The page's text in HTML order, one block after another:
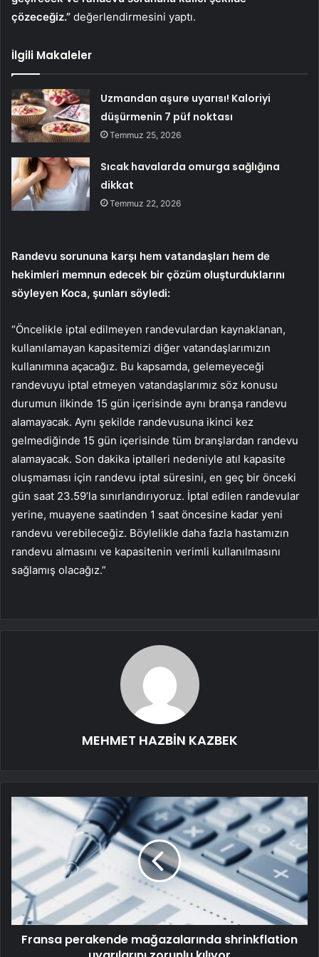
çözeceğiz.” değerlendirmesini yaptı.
İlgili Makaleler
Uzmandan aşure uyarısı! Kaloriyi
düşürmenin 7 püf noktası
Temmuz 25, 2026
Sıcak havalarda omurga sağlığına
dikkat
Temmuz 22, 2026
Randevu sorununa karşı hem vatandaşları hem de
hekimleri memnun edecek bir çözüm oluşturduklarını
söyleyen Koca, şunları söyledi:
“Öncelikle iptal edilmeyen randevulardan kaynaklanan,
kullanılamayan kapasitemizi diğer vatandaşlarımızın
kullanımına açacağız. Bu kapsamda, gelemeyeceği
randevuyu iptal etmeyen vatandaşlarımız söz konusu
durumun ilkinde 15 gün içerisinde aynı branşa randevu
alamayacak. Aynı şekilde randevusuna ikinci kez
gelmediğinde 15 gün içerisinde tüm branşlardan randevu
alamayacak. Son dakika iptalleri nedeniyle atıl kapasite
oluşmaması için randevu iptal süresini, en geç bir önceki
gün saat 23.59’la sınırlandırıyoruz. İptal edilen randevular
yerine, muayene saatinden 1 saat öncesine kadar yeni
randevu verebileceğiz. Böylelikle daha fazla hastamızın
randevu almasını ve kapasitenin verimli kullanılmasını
sağlamış olacağız.”
MEHMET HAZBİN KAZBEK
Fransa perakende mağazalarında shrinkflation